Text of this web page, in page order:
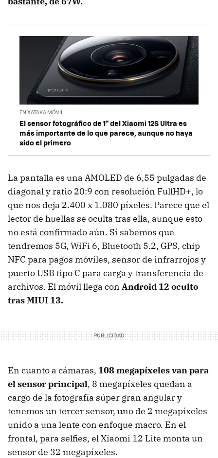
EN XATAKA MÓVIL
El sensor fotográfico de 1" del Xiaomi 12S Ultra es
más importante de lo que parece, aunque no haya
sido el primero
La pantalla es una AMOLED de 6,55 pulgadas de
diagonal y ratio 20:9 con resolución FullHD+, lo
que nos deja 2.400 x 1.080 píxeles. Parece que el
lector de huellas se oculta tras ella, aunque esto
no está confirmado aún. Sí sabemos que
tendremos 5G, WiFi 6, Bluetooth 5.2, GPS, chip
NFC para pagos móviles, sensor de infrarrojos y
puerto USB tipo C para carga y transferencia de
archivos. El móvil llega con Android 12 oculto
tras MIUI 13.
En cuanto a cámaras, 108 megapíxeles van para
el sensor principal, 8 megapíxeles quedan a
cargo de la fotografía súper gran angular y
tenemos un tercer sensor, uno de 2 megapíxeles
unido a una lente con enfoque macro. En el
frontal, para selfies, el Xiaomi 12 Lite monta un
sensor de 32 megapíxeles.